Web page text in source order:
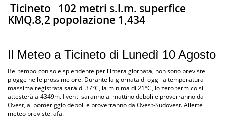
Ticineto 102 metri s.l.m. superfice
KMQ.8,2 popolazione 1,434
Il Meteo a Ticineto di Lunedì 10 Agosto
Bel tempo con sole splendente per l'intera giornata, non sono previste
piogge nelle prossime ore. Durante la giornata di oggi la temperatura
massima registrata sarà di 37°C, la minima di 21°C, lo zero termico si
attesterà a 4349m. I venti saranno al mattino deboli e proverranno da
Ovest, al pomeriggio deboli e proverranno da Ovest-Sudovest. Allerte
meteo previste: afa.